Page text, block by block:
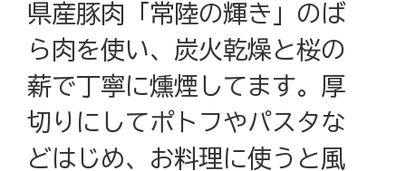
県産豚肉「常陸の輝き」のば
ら肉を使い、炭火乾燥と桜の
薪で丁寧に燻煙してます。厚
切りにしてポトフやパスタな
どはじめ、お料理に使うと風